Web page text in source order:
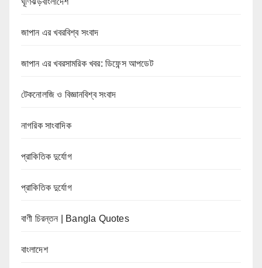
জাপান এর খবরবিশ্ব সংবাদ
জাপান এর খবরসামরিক খবর: ডিফেন্স আপডেট
টেকনোলজি ও বিজ্ঞানবিশ্ব সংবাদ
নাগরিক সাংবাদিক
প্রাকিতিক দুর্যোগ
প্রাকিতিক দুর্যোগ
বাণী চিরন্তন | Bangla Quotes
বাংলাদেশ